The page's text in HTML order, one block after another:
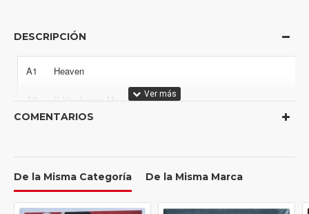
DESCRIPCIÓN
A1 Heaven
A2 If You Leave Me
A5 The Show
COMENTARIOS
De la Misma Categoría De la Misma Marca